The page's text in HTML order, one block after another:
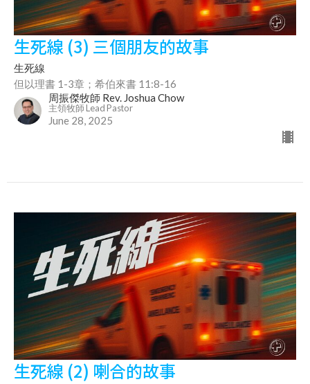
生死線 (3) 三個朋友的故事
生死線
但以理書 1-3章；希伯來書 11:8-16
周振傑牧師 Rev. Joshua Chow
主領牧師 Lead Pastor
June 28, 2025
生死線 (2) 喇合的故事